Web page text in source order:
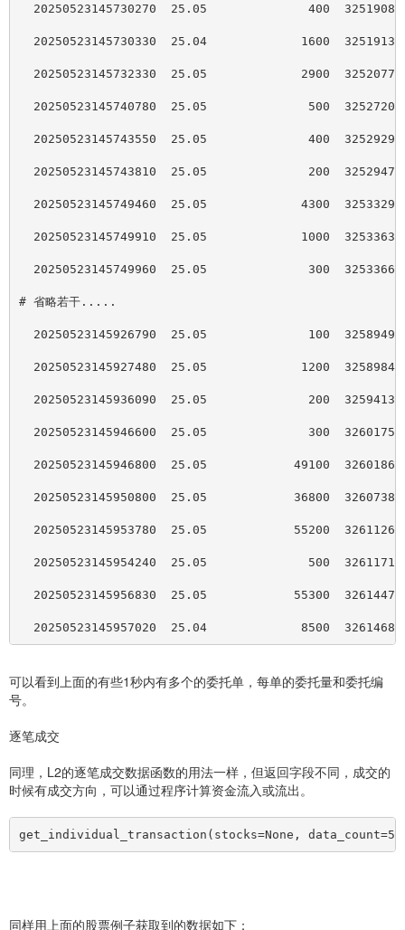
  20250523145730270  25.05              400  32519085
  20250523145730330  25.04             1600  32519133
  20250523145732330  25.05             2900  32520779
  20250523145740780  25.05              500  32527204
  20250523145743550  25.05              400  32529290
  20250523145743810  25.05              200  32529474
  20250523145749460  25.05             4300  32533295
  20250523145749910  25.05             1000  32533630
  20250523145749960  25.05              300  32533666
# 省略若干.....
  20250523145926790  25.05              100  32589496
  20250523145927480  25.05             1200  32589844
  20250523145936090  25.05              200  32594134
  20250523145946600  25.05              300  32601758
  20250523145946800  25.05            49100  32601865
  20250523145950800  25.05            36800  32607381
  20250523145953780  25.05            55200  32611265
  20250523145954240  25.05              500  32611713
  20250523145956830  25.05            55300  32614479
  20250523145957020  25.04             8500  32614683
可以看到上面的有些1秒内有多个的委托单，每单的委托量和委托编
号。
逐笔成交
同理，L2的逐笔成交数据函数的用法一样，但返回字段不同，成交的
时候有成交方向，可以通过程序计算资金流入或流出。
get_individual_transaction(stocks=None,
同样用上面的股票例子获取到的数据如下：